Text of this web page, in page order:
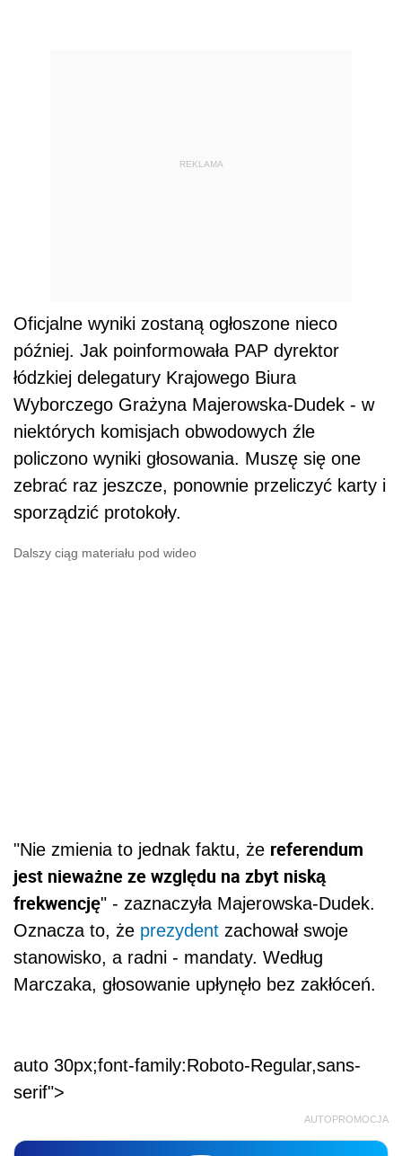
REKLAMA
Oficjalne wyniki zostaną ogłoszone nieco
później. Jak poinformowała PAP dyrektor
łódzkiej delegatury Krajowego Biura
Wyborczego Grażyna Majerowska-Dudek - w
niektórych komisjach obwodowych źle
policzono wyniki głosowania. Muszę się one
zebrać raz jeszcze, ponownie przeliczyć karty i
sporządzić protokoły.
Dalszy ciąg materiału pod wideo
"Nie zmienia to jednak faktu, że referendum
jest nieważne ze względu na zbyt niską
frekwencję" - zaznaczyła Majerowska-Dudek.
Oznacza to, że prezydent zachował swoje
stanowisko, a radni - mandaty. Według
Marczaka, głosowanie upłynęło bez zakłóceń.
auto 30px;font-family:Roboto-Regular,sans-
serif">
AUTOPROMOCJA